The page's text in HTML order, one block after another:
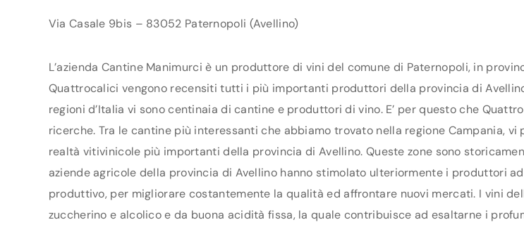
Via Casale 9bis – 83052 Paternopoli (Avellino)
L’azienda Cantine Manimurci è un produttore di vini del comune di Paternopoli, in
Quattrocalici vengono recensiti tutti i più importanti produttori della provincia di
regioni d’Italia vi sono centinaia di cantine e produttori di vino. E’ per questo che
ricerche. Tra le cantine più interessanti che abbiamo trovato nella regione Campania,
realtà vitivinicole più importanti della provincia di Avellino. Queste zone sono
aziende agricole della provincia di Avellino hanno stimolato ulteriormente i produttori
produttivo, per migliorare costantemente la qualità ed affrontare nuovi mercati. I vini
zuccherino e alcolico e da buona acidità fissa, la quale contribuisce ad esaltarne i